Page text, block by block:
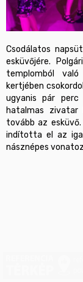
Csodálatos
esküvőjére.
templomból
kertjében
ugyanis pár
hatalmas
tovább az
indította el az
násznépes